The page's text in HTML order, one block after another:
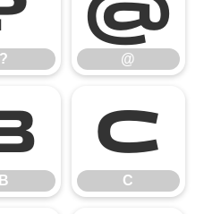
? @
B
C
C